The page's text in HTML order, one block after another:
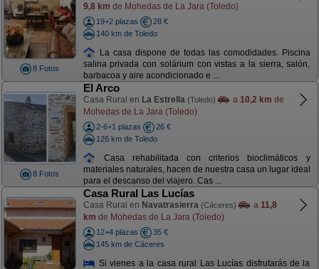
8 Fotos
9,8 km de Mohedas de La Jara (Toledo)
19+2 plazas
28 €
140 km de Toledo
La casa dispone de todas las comodidades. Piscina
salina privada con solárium con vistas a la sierra, salón,
barbacoa y aire acondicionado e ...
8 Fotos
El Arco
Casa Rural en La Estrella (Toledo) a 10,2 km de
Mohedas de La Jara (Toledo)
2-6+1 plazas
26 €
126 km de Toledo
Casa rehabilitada con criterios bioclimáticos y
materiales naturales, hacen de nuestra casa un lugar ideal
para el descanso del viajero. Cas ...
Casa Rural Las Lucías
Casa Rural en Navatrasierra (Cáceres) a 11,8
km de Mohedas de La Jara (Toledo)
12+4 plazas
35 €
145 km de Cáceres
Si vienes a la casa rural Las Lucías disfrutarás de la